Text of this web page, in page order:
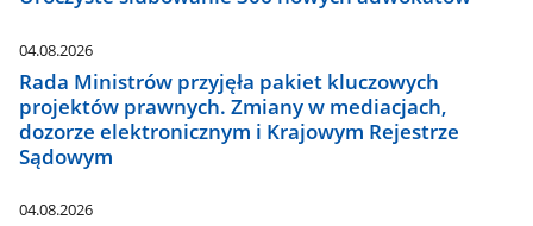
04.08.2026
Rada Ministrów przyjęła pakiet kluczowych
projektów prawnych. Zmiany w mediacjach,
dozorze elektronicznym i Krajowym Rejestrze
Sądowym
04.08.2026